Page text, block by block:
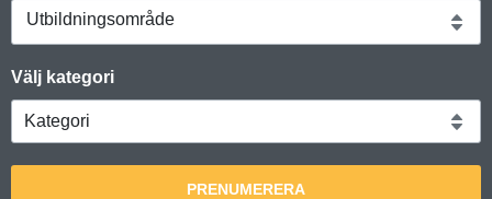
Utbildningsområde
Välj kategori
PRENUMERERA